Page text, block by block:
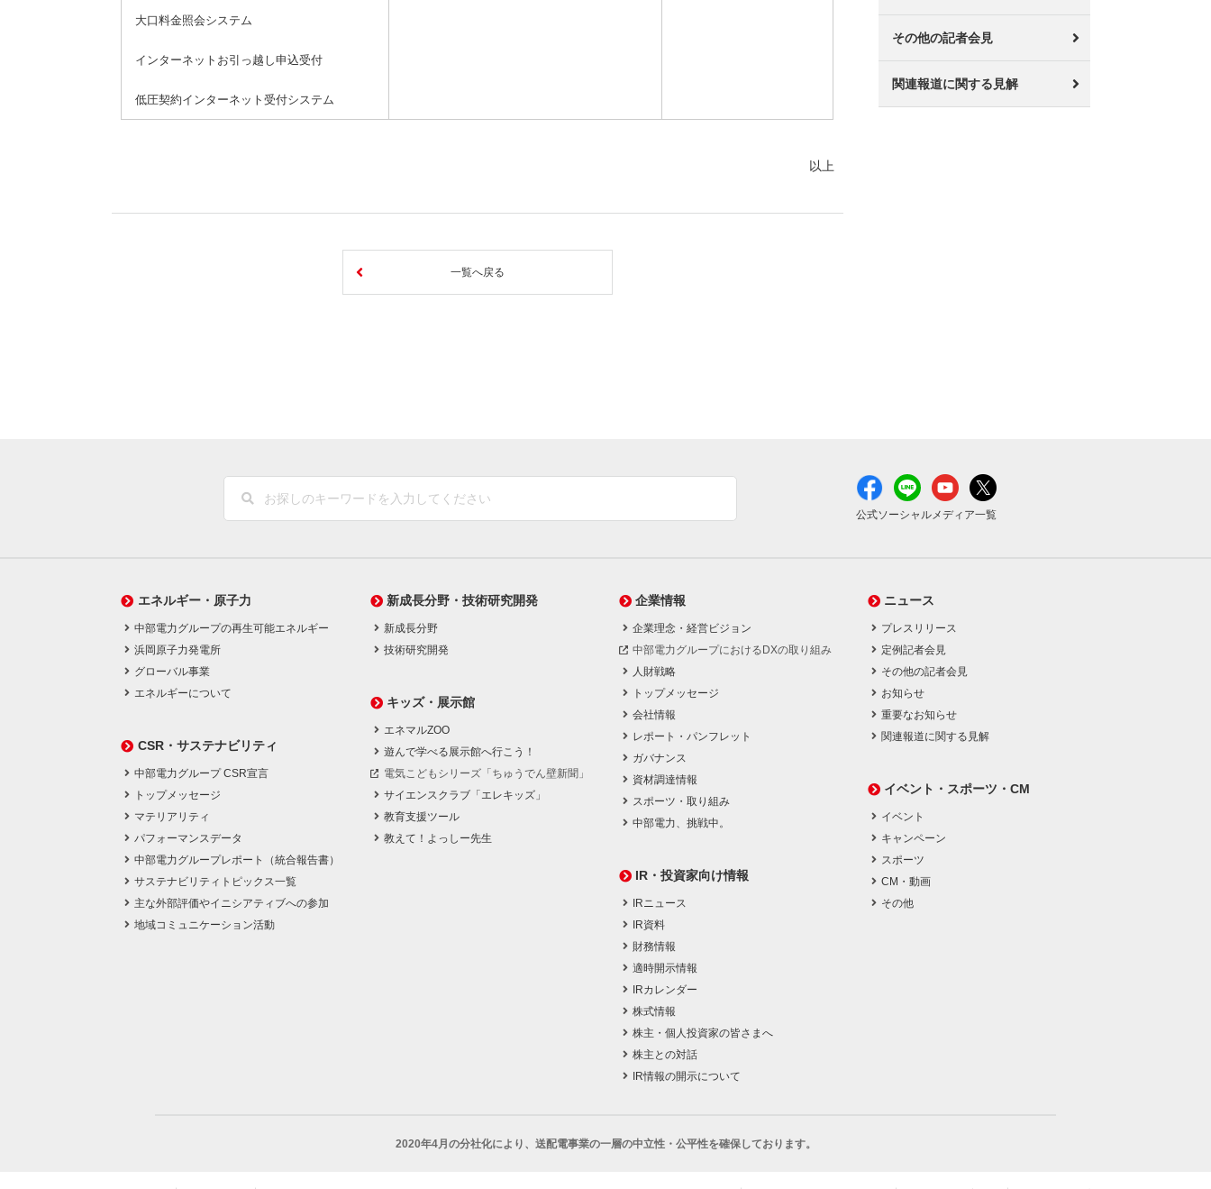
大口料金照会システム
インターネットお引っ越し申込受付
低圧契約インターネット受付システム
以上
一覧へ戻る
その他の記者会見
関連報道に関する見解
公式ソーシャルメディア一覧
エネルギー・原子力
中部電力グループの再生可能エネルギー
浜岡原子力発電所
グローバル事業
エネルギーについて
CSR・サステナビリティ
中部電力グループ CSR宣言
トップメッセージ
マテリアリティ
パフォーマンスデータ
中部電力グループレポート（統合報告書）
サステナビリティトピックス一覧
主な外部評価やイニシアティブへの参加
地域コミュニケーション活動
新成長分野・技術研究開発
新成長分野
技術研究開発
キッズ・展示館
エネマルZOO
遊んで学べる展示館へ行こう！
電気こどもシリーズ「ちゅうでん壁新聞」
サイエンスクラブ「エレキッズ」
教育支援ツール
教えて！よっしー先生
企業情報
企業理念・経営ビジョン
中部電力グループにおけるDXの取り組み
人財戦略
トップメッセージ
会社情報
レポート・パンフレット
ガバナンス
資材調達情報
スポーツ・取り組み
中部電力、挑戦中。
IR・投資家向け情報
IRニュース
IR資料
財務情報
適時開示情報
IRカレンダー
株式情報
株主・個人投資家の皆さまへ
株主との対話
IR情報の開示について
ニュース
プレスリリース
定例記者会見
その他の記者会見
お知らせ
重要なお知らせ
関連報道に関する見解
イベント・スポーツ・CM
イベント
キャンペーン
スポーツ
CM・動画
その他
2020年4月の分社化により、 送配電事業の一層の中立性・公平性を確保しております。